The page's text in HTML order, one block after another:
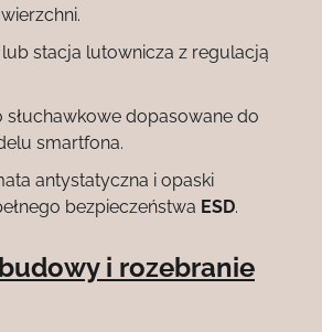
stacja lutownicza z regulacją
słuchawkowe dopasowane do
smartfona.
antystatyczna i opaski
bezpieczeństwa ESD.
i rozebranie